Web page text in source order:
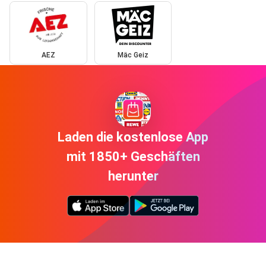
AEZ Mäc Geiz
Laden die kostenlose App
mit 1850+ Geschäften
herunter